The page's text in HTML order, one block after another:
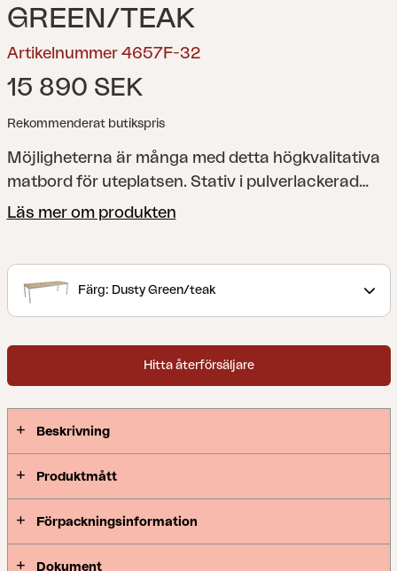
GREEN/TEAK
Artikelnummer 4657F-32
15 890 SEK
Rekommenderat butikspris
Möjligheterna är många med detta högkvalitativa
matbord för uteplatsen. Stativ i pulverlackerad
aluminium och bordsskiva i vacker teak.
Läs mer om produkten
Färg: Dusty Green/teak
Hitta återförsäljare
Beskrivning
Produktmått
Förpackningsinformation
Dokument